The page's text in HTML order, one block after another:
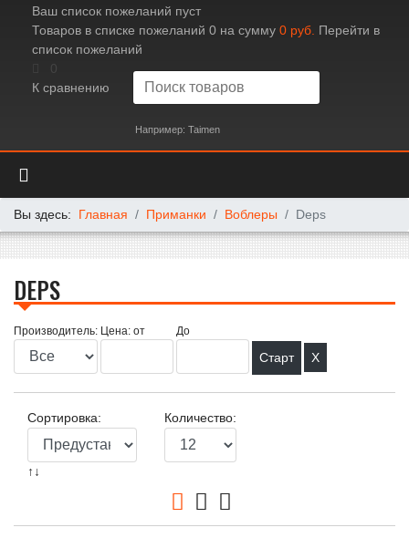
Ваш список пожеланий пуст
Товаров в списке пожеланий 0 на сумму 0 руб. Перейти в
список пожеланий
0
К сравнению
Например: Taimen
Вы здесь: Главная Приманки Воблеры Deps
DEPS
Производитель: Цена: от До
X
Сортировка:
↑↓
Количество: